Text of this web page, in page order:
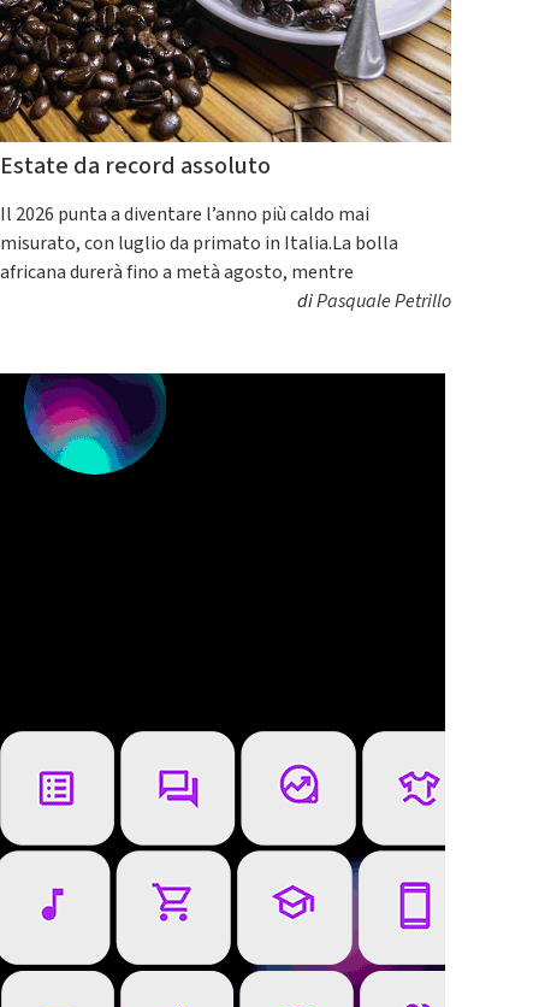
Estate da record assoluto
Il 2026 punta a diventare l’anno più caldo mai
misurato, con luglio da primato in Italia.La bolla
africana durerà fino a metà agosto, mentre
diPasquale Petrillo